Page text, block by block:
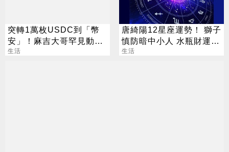
突轉1萬枚USDC到「幣
安」！麻吉大哥罕見動作
引發套現猜測
生活
唐綺陽12星座運勢！ 獅子
慎防暗中小人 水瓶財運佳
適合談錢
生活